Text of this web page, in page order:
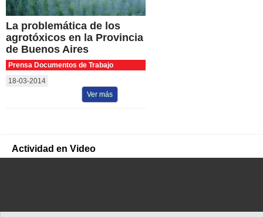
La problemática de los
agrotóxicos en la Provincia
de Buenos Aires
Prensa Documentos de Trabajo
18-03-2014
Ver más
Actividad en Video